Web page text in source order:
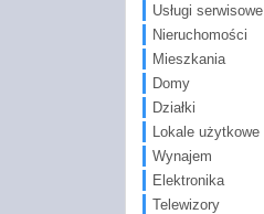
Usługi serwisowe
Nieruchomości
Mieszkania
Domy
Działki
Lokale użytkowe
Wynajem
Elektronika
Telewizory